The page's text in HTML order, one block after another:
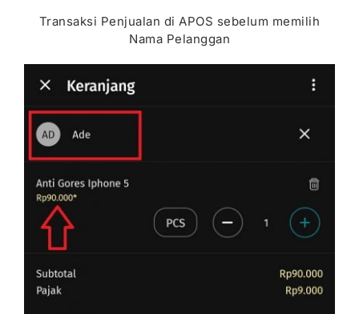
Transaksi Penjualan di APOS sebelum memilih
Nama Pelanggan